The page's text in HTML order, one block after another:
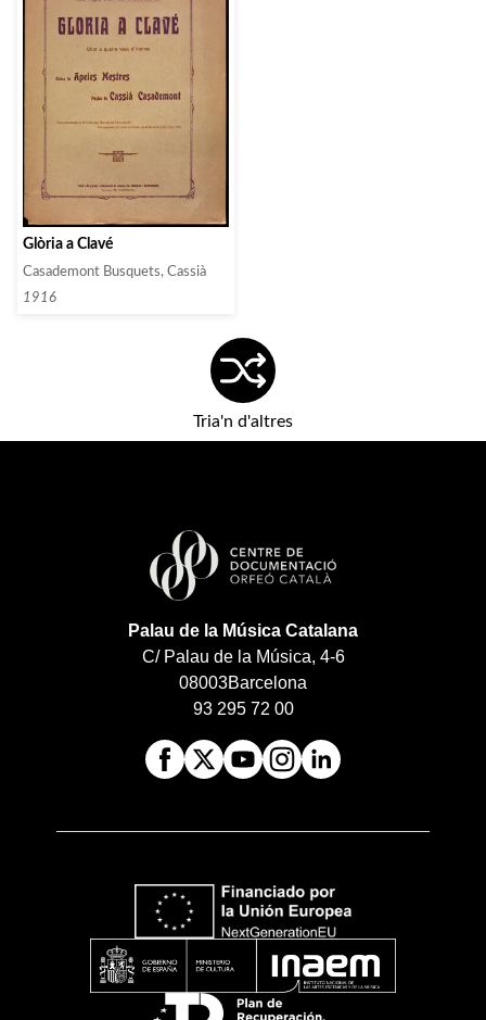
Glòria a Clavé
Casademont Busquets, Cassià
1916
Tria'n d'altres
Palau de la Música Catalana
C/ Palau de la Música, 4-6
08003Barcelona
93 295 72 00